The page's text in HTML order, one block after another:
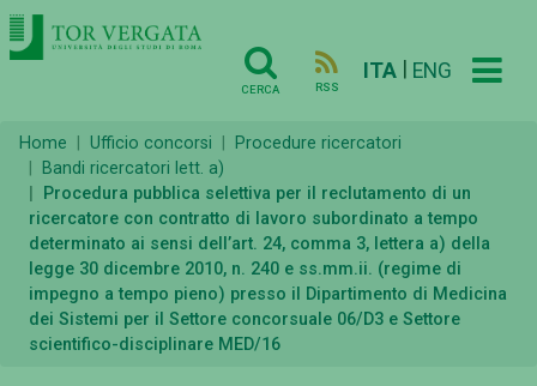
CERCA RSS
ITA ENG
Home Ufficio concorsi
Procedure ricercatori
Bandi ricercatori lett. a)
Procedura pubblica selettiva per il reclutamento di un
ricercatore con contratto di lavoro subordinato a tempo
determinato ai sensi dell’art. 24, comma 3, lettera a) della
legge 30 dicembre 2010, n. 240 e ss.mm.ii. (regime di
impegno a tempo pieno) presso il Dipartimento di Medicina
dei Sistemi per il Settore concorsuale 06/D3 e Settore
scientifico-disciplinare MED/16